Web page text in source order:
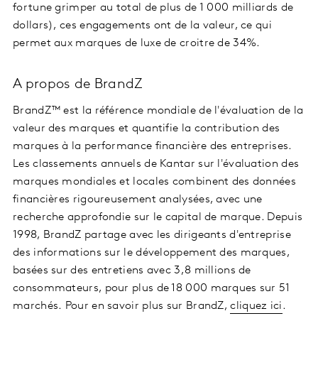
fortune grimper au total de plus de 1 000 milliards de
dollars), ces engagements ont de la valeur, ce qui
permet aux marques de luxe de croitre de 34%.
A propos de BrandZ
BrandZ™ est la référence mondiale de l'évaluation de la
valeur des marques et quantifie la contribution des
marques à la performance financière des entreprises.
Les classements annuels de Kantar sur l'évaluation des
marques mondiales et locales combinent des données
financières rigoureusement analysées, avec une
recherche approfondie sur le capital de marque. Depuis
1998, BrandZ partage avec les dirigeants d'entreprise
des informations sur le développement des marques,
basées sur des entretiens avec 3,8 millions de
consommateurs, pour plus de 18 000 marques sur 51
marchés. Pour en savoir plus sur BrandZ,cliquez ici.